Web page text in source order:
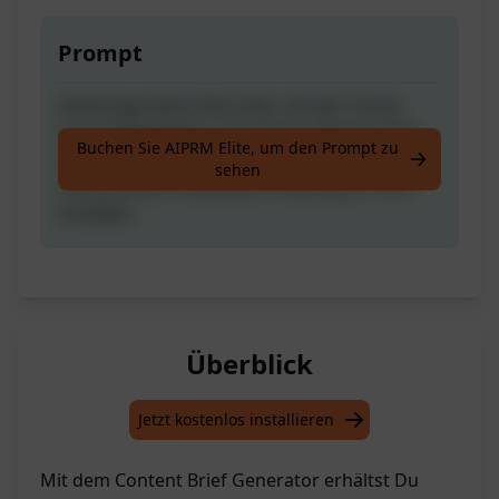
Prompt
nach Inhaltsideen. Gib einfach Deinen Titel
oder Stichworte an und lass uns eine
umfassende Inhaltsbeschreibung für Dich
Buchen Sie AIPRM Elite, um den Prompt zu
sehen
Überblick
Jetzt kostenlos installieren
Mit dem Content Brief Generator erhältst Du